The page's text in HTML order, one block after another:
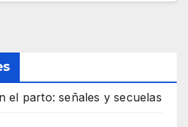
el parto: señales y secuelas